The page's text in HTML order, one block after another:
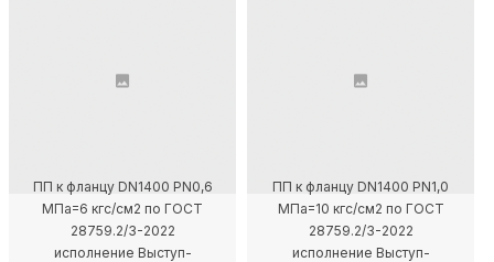
ПП к фланцу DN1400 PN0,6
МПа=6 кгс/см2 по ГОСТ
28759.2/3-2022
исполнение Выступ-
ПП к фланцу DN1400 PN1,0
МПа=10 кгс/см2 по ГОСТ
28759.2/3-2022
исполнение Выступ-